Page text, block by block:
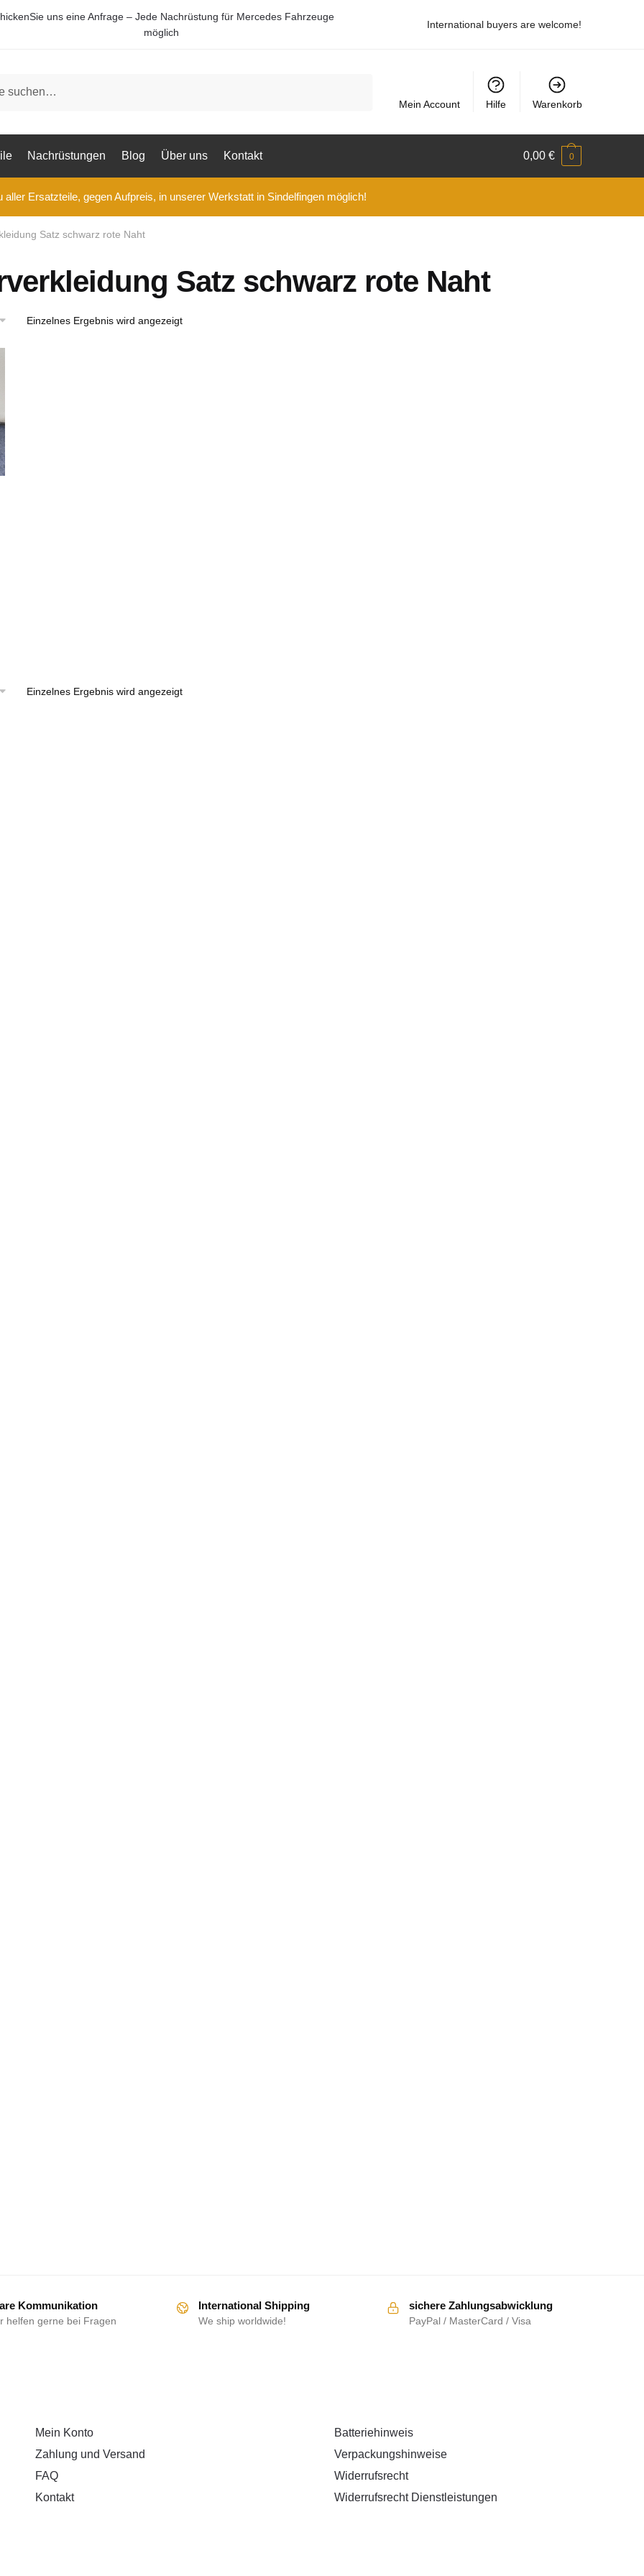
uns eine Anfrage – Jede Nachrüstung für Mercedes Fahrzeuge
möglich
International buyers are welcome!
Mein Account Hilfe Warenkorb
Nachrüstungen Blog Über uns Kontakt 0,00 € 0
aller Ersatzteile, gegen Aufpreis, in unserer Werkstatt in Sindelfingen möglich!
Satz schwarz rote Naht
Satz schwarz rote Naht
Einzelnes Ergebnis wird angezeigt
Einzelnes Ergebnis wird angezeigt
Kommunikation
helfen gerne bei Fragen
International Shipping
We ship worldwide!
sichere Zahlungsabwicklung
PayPal / MasterCard / Visa
Mein Konto
Zahlung und Versand
FAQ
Kontakt
Batteriehinweis
Verpackungshinweise
Widerrufsrecht
Widerrufsrecht Dienstleistungen